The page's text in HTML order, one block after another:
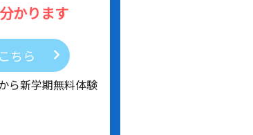
かります
ちら
ら新学期無料体験